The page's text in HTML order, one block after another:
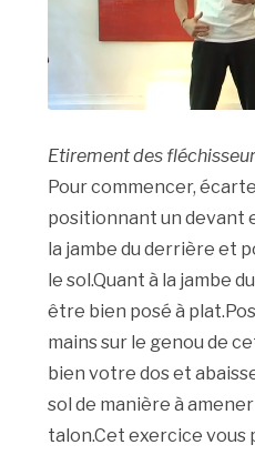
Etirement des
Pour commencer,
positionnant un devant
la jambe du derrière et
le sol.Quant à la jambe
être bien posé à
mains sur le genou de
bien votre dos et
sol de manière à
talon.Cet exercice vous